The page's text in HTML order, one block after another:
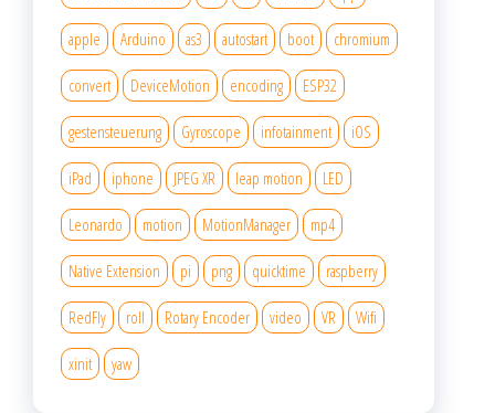
apple Arduino as3 autostart boot chromium
convert DeviceMotion encoding ESP32
gestensteuerung Gyroscope infotainment iOS
iPad iphone JPEG XR leap motion LED
Leonardo motion MotionManager mp4
Native Extension pi png quicktime raspberry
RedFly roll Rotary Encoder video VR Wifi
xinit yaw